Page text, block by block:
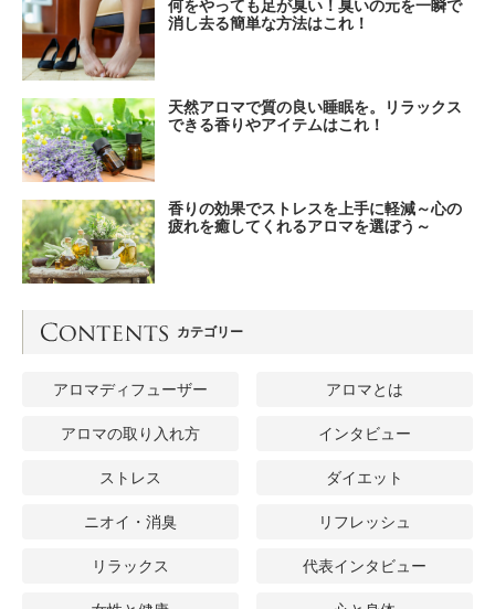
何をやっても足が臭い！臭いの元を一瞬で
消し去る簡単な方法はこれ！
天然アロマで質の良い睡眠を。リラックス
できる香りやアイテムはこれ！
香りの効果でストレスを上手に軽減～心の
疲れを癒してくれるアロマを選ぼう～
カテゴリー
アロマディフューザー アロマとは
アロマの取り入れ方 インタビュー
ストレス ダイエット
ニオイ・消臭 リフレッシュ
リラックス 代表インタビュー